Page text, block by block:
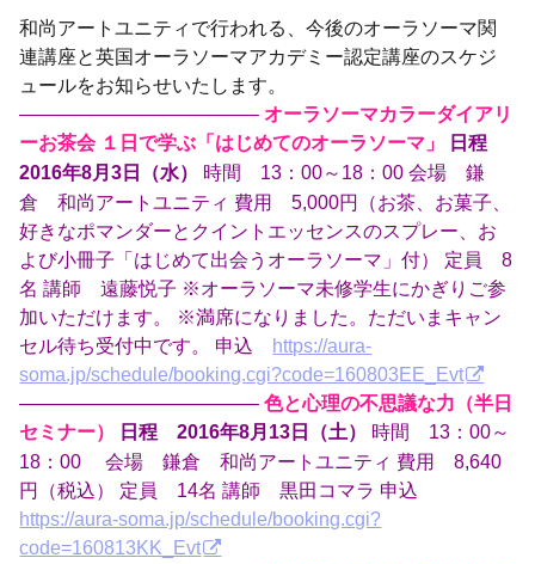
和尚アートユニティで行われる、今後のオーラソーマ関
連講座と英国オーラソーマアカデミー認定講座のスケジ
ュールをお知らせいたします。
————————————– オーラソーマカラーダイアリ
ーお茶会 １日で学ぶ「はじめてのオーラソーマ」
日程
2016年8月3日（水）
時間 13：00～18：00 会場 鎌
倉 和尚アートユニティ 費用 5,000円（お茶、お菓子、
好きなポマンダーとクイントエッセンスのスプレー、お
よび小冊子「はじめて出会うオーラソーマ」付） 定員 8
名 講師 遠藤悦子 ※オーラソーマ未修学生にかぎりご参
加いただけます。 ※満席になりました。ただいまキャン
セル待ち受付中です。 申込 https://aura-
soma.jp/schedule/booking.cgi?code=160803EE_Evt
————————————– 色と心理の不思議な力（半日
セミナー）
日程 2016年8月13日（土）
時間 13：00～
18：00 会場 鎌倉 和尚アートユニティ 費用 8,640
円（税込） 定員 14名 講師 黒田コマラ 申込
https://aura-soma.jp/schedule/booking.cgi?
code=160813KK_Evt